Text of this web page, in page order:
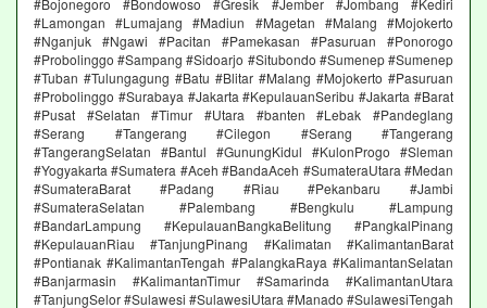
#Bojonegoro #Bondowoso #Gresik #Jember #Jombang #Kediri
#Lamongan #Lumajang #Madiun #Magetan #Malang #Mojokerto
#Nganjuk #Ngawi #Pacitan #Pamekasan #Pasuruan #Ponorogo
#Probolinggo #Sampang #Sidoarjo #Situbondo #Sumenep #Sumenep
#Tuban #Tulungagung #Batu #Blitar #Malang #Mojokerto #Pasuruan
#Probolinggo #Surabaya #Jakarta #KepulauanSeribu #Jakarta #Barat
#Pusat #Selatan #Timur #Utara #banten #Lebak #Pandeglang
#Serang #Tangerang #Cilegon #Serang #Tangerang
#TangerangSelatan #Bantul #GunungKidul #KulonProgo #Sleman
#Yogyakarta #Sumatera #Aceh #BandaAceh #SumateraUtara #Medan
#SumateraBarat #Padang #Riau #Pekanbaru #Jambi
#SumateraSelatan #Palembang #Bengkulu #Lampung
#BandarLampung #KepulauanBangkaBelitung #PangkalPinang
#KepulauanRiau #TanjungPinang #Kalimatan #KalimantanBarat
#Pontianak #KalimantanTengah #PalangkaRaya #KalimantanSelatan
#Banjarmasin #KalimantanTimur #Samarinda #KalimantanUtara
#TanjungSelor #Sulawesi #SulawesiUtara #Manado #SulawesiTengah